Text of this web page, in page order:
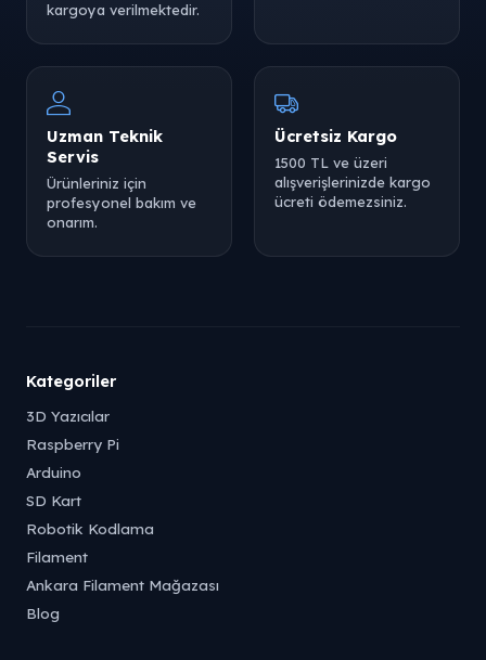
kargoya verilmektedir.
Uzman Teknik
Servis
Ürünleriniz için
profesyonel bakım ve
onarım.
Ücretsiz Kargo
1500 TL ve üzeri
alışverişlerinizde kargo
ücreti ödemezsiniz.
Kategoriler
3D Yazıcılar
Raspberry Pi
Arduino
SD Kart
Robotik Kodlama
Filament
Ankara Filament Mağazası
Blog